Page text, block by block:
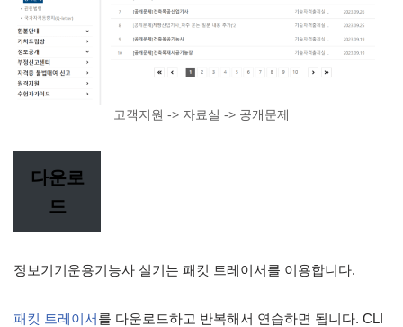
고객지원 -> 자료실 -> 공개문제
다운로
드
정보기기운용기능사 실기는 패킷 트레이서를 이용합니다.
패킷 트레이서를 다운로드하고 반복해서 연습하면 됩니다. CLI